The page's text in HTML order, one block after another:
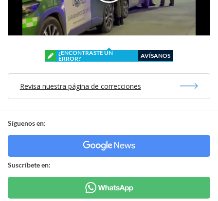
¿ENCONTRASTE UN
ERROR?
AVÍSANOS
Revisa nuestra página de correcciones
Síguenos en:
Suscríbete en: